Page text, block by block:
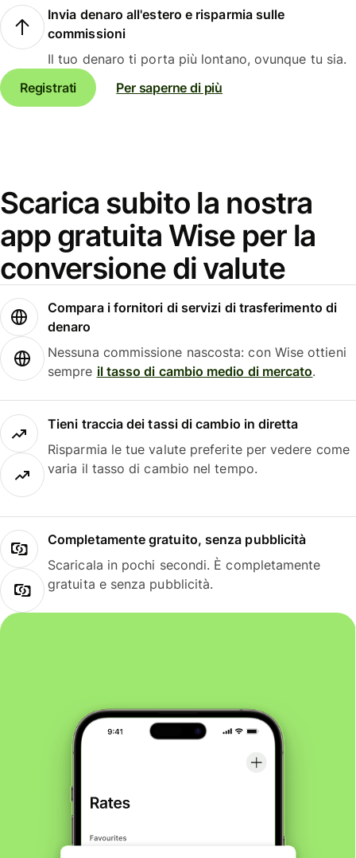
Invia denaro all'estero e risparmia sulle
commissioni
Il tuo denaro ti porta più lontano, ovunque tu sia.
Registrati
Per saperne di più
Scarica subito la nostra
app gratuita Wise per la
conversione di valute
Compara i fornitori di servizi di trasferimento di
denaro
Nessuna commissione nascosta: con Wise ottieni
sempre il tasso di cambio medio di mercato.
Tieni traccia dei tassi di cambio in diretta
Risparmia le tue valute preferite per vedere come
varia il tasso di cambio nel tempo.
Completamente gratuito, senza pubblicità
Scaricala in pochi secondi. È completamente
gratuita e senza pubblicità.